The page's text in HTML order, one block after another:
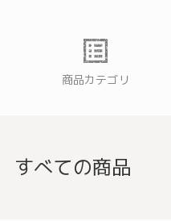
商品カテゴリ
すべての商品